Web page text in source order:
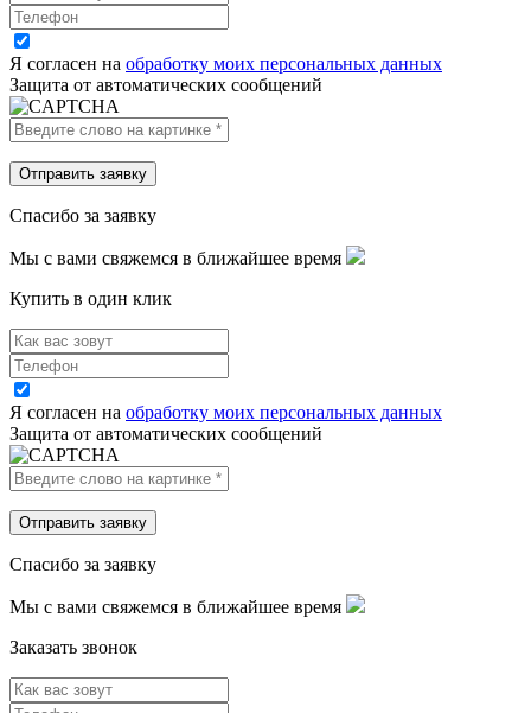
Я согласен на обработку моих персональных данных
Защита от автоматических сообщений
Спасибо за заявку
Мы с вами свяжемся в ближайшее время
Купить в один клик
Я согласен на обработку моих персональных данных
Защита от автоматических сообщений
Спасибо за заявку
Мы с вами свяжемся в ближайшее время
Заказать звонок